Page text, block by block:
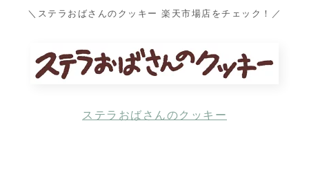
＼ステラおばさんのクッキー 楽天市場店をチェック！／
ステラおばさんのクッキー